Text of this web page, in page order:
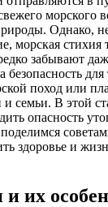
морского
Однако,
морская стихия
забывают
для
поход или
семьи. В этой
опасность
здоровье и
их